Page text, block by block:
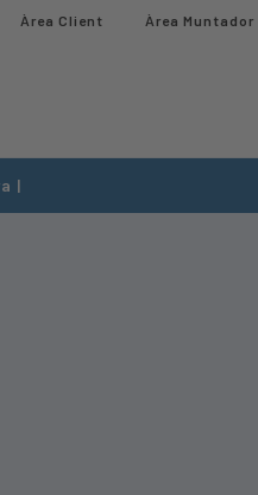
Àrea Client Àrea Muntador​
|